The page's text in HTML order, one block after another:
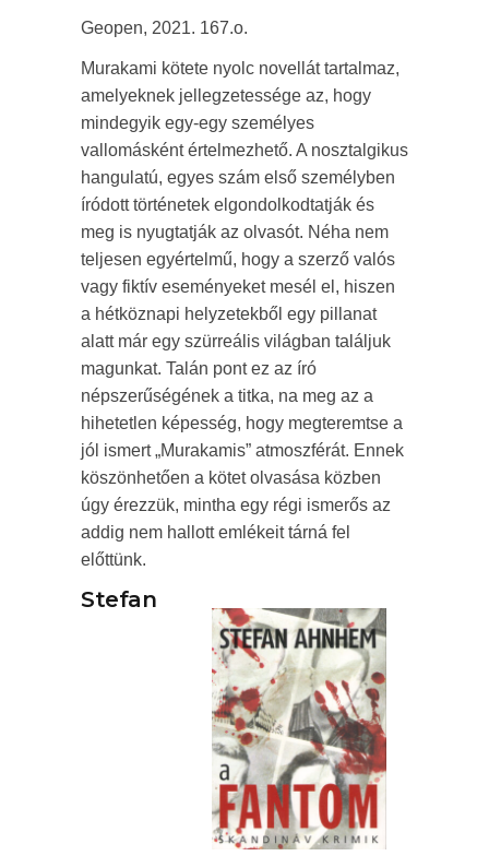
Geopen, 2021. 167.o.
Murakami kötete nyolc novellát tartalmaz,
amelyeknek jellegzetessége az, hogy
mindegyik egy-egy személyes
vallomásként értelmezhető. A nosztalgikus
hangulatú, egyes szám első személyben
íródott történetek elgondolkodtatják és
meg is nyugtatják az olvasót. Néha nem
teljesen egyértelmű, hogy a szerző valós
vagy fiktív eseményeket mesél el, hiszen
a hétköznapi helyzetekből egy pillanat
alatt már egy szürreális világban találjuk
magunkat. Talán pont ez az író
népszerűségének a titka, na meg az a
hihetetlen képesség, hogy megteremtse a
jól ismert „Murakamis” atmoszférát. Ennek
köszönhetően a kötet olvasása közben
úgy érezzük, mintha egy régi ismerős az
addig nem hallott emlékeit tárná fel
előttünk.
Stefan